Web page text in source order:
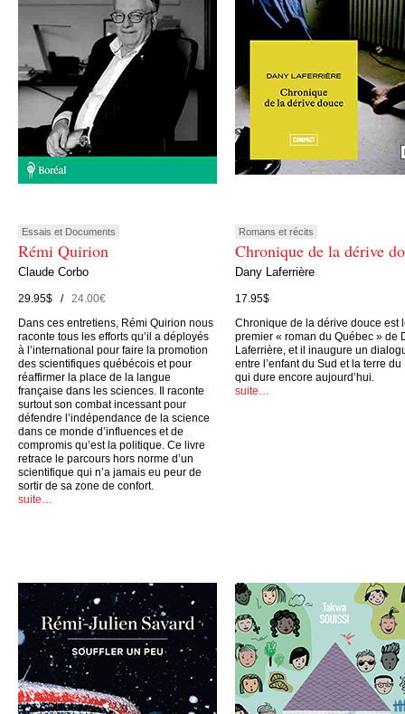
Essais et Documents
Rémi Quirion
Claude Corbo
29.95$ /24.00€
Dans ces entretiens, Rémi Quirion nous
raconte tous les efforts qu’il a déployés
à l’international pour faire la promotion
des scientifiques québécois et pour
réaffirmer la place de la langue
française dans les sciences. Il raconte
surtout son combat incessant pour
défendre l’indépendance de la science
dans ce monde d’influences et de
compromis qu’est la politique. Ce livre
retrace le parcours hors norme d’un
scientifique qui n’a jamais eu peur de
sortir de sa zone de confort.
suite…
Romans et récits
Chronique de la dérive
Dany Laferrière
17.95$
Chronique de la dérive douce est
premier « roman du Québec » de
Laferrière, et il inaugure un
entre l’enfant du Sud et la terre du
qui dure encore aujourd’hui.
suite…